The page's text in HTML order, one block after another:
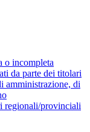
o incompleta
da parte dei titolari
amministrazione, di
regionali/provinciali